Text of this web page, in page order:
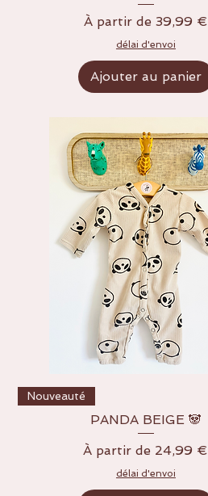
À partir de 39,99 €
Prix promotionnel
délai d'envoi
Ajouter au panier
Nouveauté
PANDA BEIGE 🐼
À partir de 24,99 €
Prix promotionnel
délai d'envoi